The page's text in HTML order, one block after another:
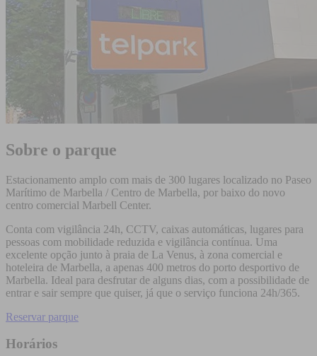
Sobre o parque
Estacionamento amplo com mais de 300 lugares localizado no Paseo
Marítimo de Marbella / Centro de Marbella, por baixo do novo
centro comercial Marbell Center.
Conta com vigilância 24h, CCTV, caixas automáticas, lugares para
pessoas com mobilidade reduzida e vigilância contínua. Uma
excelente opção junto à praia de La Venus, à zona comercial e
hoteleira de Marbella, a apenas 400 metros do porto desportivo de
Marbella. Ideal para desfrutar de alguns dias, com a possibilidade de
entrar e sair sempre que quiser, já que o serviço funciona 24h/365.
Reservar parque
Horários